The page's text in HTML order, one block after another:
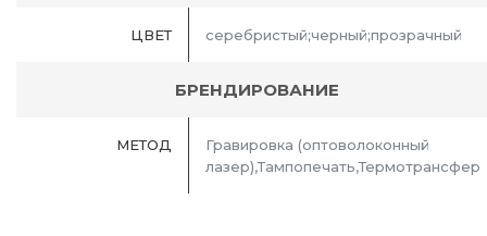
ЦВЕТ серебристый;черный;прозрачный
БРЕНДИРОВАНИЕ
МЕТОД
Гравировка (оптоволоконный
лазер),Тампопечать,Термотрансфер